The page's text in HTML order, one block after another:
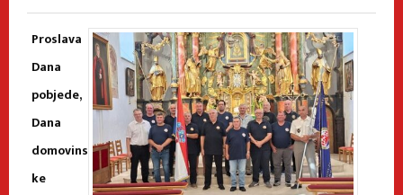
Proslava
Dana
pobjede,
Dana
domovins
ke